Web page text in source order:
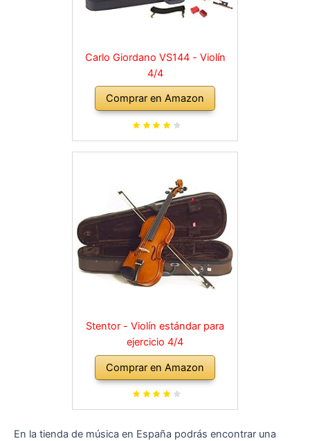
Carlo Giordano VS144 - Violín
4/4
Comprar en Amazon
Stentor - Violín estándar para
ejercicio 4/4
Comprar en Amazon
En la tienda de música en España podrás encontrar una